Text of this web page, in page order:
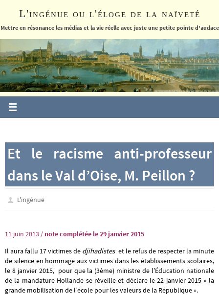
le
L'ingénue ou l'éloge de la naïveté
Mettre en résonance les médias et la vie réelle avec juste une petite pointe d'audace
Et le racisme anti-professeur
dans le Val d’Oise, M. Peillon ?
L'ingénue
11 juin 2013 / note complétée le 29 janvier 2015
Il aura fallu 17 victimes de djihadistes et le refus de respecter la minute
de silence en hommage aux victimes dans les établissements scolaires,
le 8 janvier 2015, pour que la (3ème) ministre de l’Éducation nationale
de la mandature Hollande se réveille et déclare le 22 janvier 2015 « la
grande mobilisation de l’école pour les valeurs de la République ».